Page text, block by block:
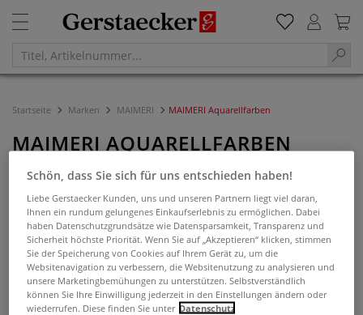
Startseite Marken MAIMERI MAIMERI Aquarellfarben
MAIMERI AQUARELLFARBEN
Filtern & Sortieren
Schön, dass Sie sich für uns entschieden haben!
Liebe Gerstaecker Kunden, uns und unseren Partnern liegt viel daran,
Ihnen ein rundum gelungenes Einkaufserlebnis zu ermöglichen. Dabei
haben Datenschutzgrundsätze wie Datensparsamkeit, Transparenz und
Sicherheit höchste Priorität. Wenn Sie auf „Akzeptieren“ klicken, stimmen
Sie der Speicherung von Cookies auf Ihrem Gerät zu, um die
Websitenavigation zu verbessern, die Websitenutzung zu analysieren und
unsere Marketingbemühungen zu unterstützen. Selbstverständlich
können Sie Ihre Einwilligung jederzeit in den Einstellungen ändern oder
wiederrufen. Diese finden Sie unter Datenschutz